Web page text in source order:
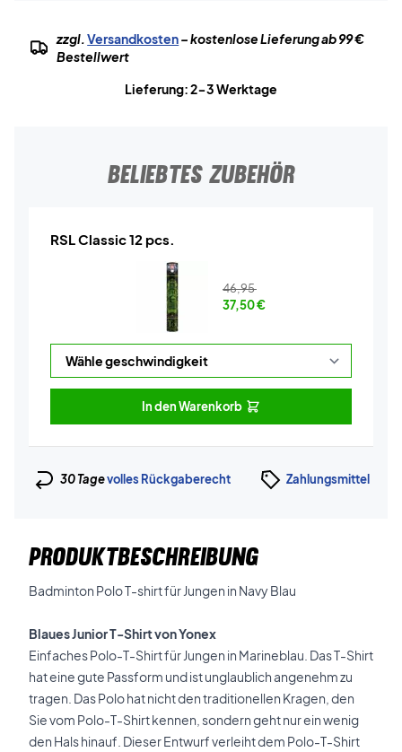
zzgl.Versandkosten– kostenlose Lieferung ab 99 €
Bestellwert
Lieferung: 2-3 Werktage
BELIEBTES ZUBEHÖR
RSL Classic 12 pcs.
46,95
37,50€
In den Warenkorb
30 Tagevolles Rückgaberecht Zahlungsmittel
PRODUKTBESCHREIBUNG
Badminton Polo T-shirt für Jungen in Navy Blau
Blaues Junior T-Shirt von Yonex
Einfaches Polo-T-Shirt für Jungen in Marineblau. Das T-Shirt
hat eine gute Passform und ist unglaublich angenehm zu
tragen. Das Polo hat nicht den traditionellen Kragen, den
Sie vom Polo-T-Shirt kennen, sondern geht nur ein wenig
den Hals hinauf. Dieser Entwurf verleiht dem Polo-T-Shirt